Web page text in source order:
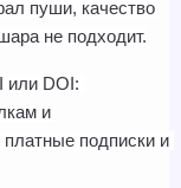
пуши, качество
не подходит.
или DOI:
и
платные подписки и